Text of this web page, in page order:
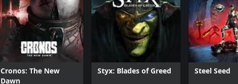
Cronos: The New
Dawn
Styx: Blades of Greed Steel Seed